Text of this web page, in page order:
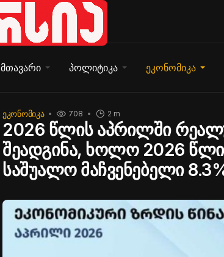
მთავარი პოლიტიკა ეკონომიკა
ᲔᲙᲝᲜᲝᲛᲘᲙᲐ 2 m
708
2026 წლის აპრილში
შეადგინა, ხოლო 2026
საშუალო მაჩვენებელი